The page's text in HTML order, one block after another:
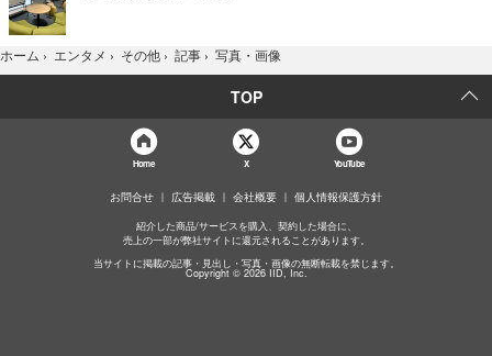
ホーム › エンタメ › その他 › 記事 › 写真・画像
TOP
Home X YouTube
お問合せ 広告掲載 会社概要 個人情報保護方針
紹介した商品/サービスを購入、契約した場合に、
売上の一部が弊社サイトに還元されることがあります。
当サイトに掲載の記事・見出し・写真・画像の無断転載を禁じます。
Copyright © 2026 IID, Inc.